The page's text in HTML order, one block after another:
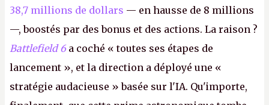
38,7 millions de dollars — en hausse de 8 millions
—, boostés par des bonus et des actions. La raison ?
Battlefield 6 a coché « toutes ses étapes de
lancement », et la direction a déployé une «
stratégie audacieuse » basée sur l'IA. Qu'importe,